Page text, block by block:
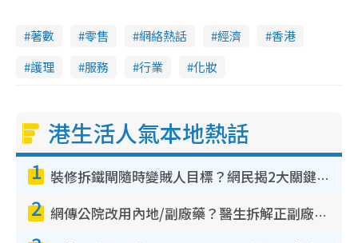
著數 零售 網絡熱話 經濟
香港
護理
服務 行業 化妝
港生活人氣本地熱話
1 裝修拆鐵閘隨時變賊人目標？網民揭2大關鍵用途：裝新式等於白裝？附新舊鐵閘分別
2 網傳公院改用內地/副廠藥？醫生拆解正副廠分別 揭4類人換藥隨時出事